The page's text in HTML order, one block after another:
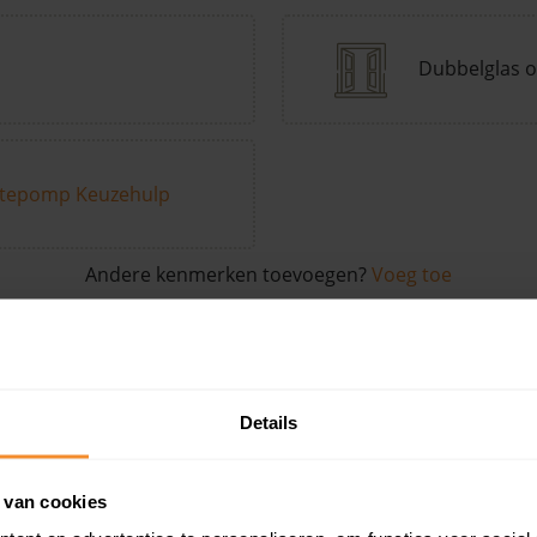
Details
cookies
Dubbelglas
Keuzehulp
Andere kenmerken toevoegen? Voeg toe
de buurt